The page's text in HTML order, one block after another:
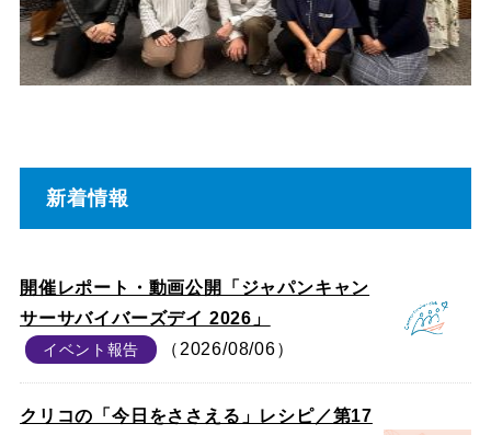
新着情報
開催レポート・動画公開「ジャパンキャン
サーサバイバーズデイ 2026」
イベント報告 （2026/08/06）
クリコの「今日をささえる」レシピ／第17